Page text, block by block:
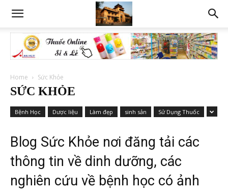
Home Sức Khỏe
SỨC KHỎE
Bệnh Học Dược liệu Làm đẹp sinh sản Sử Dụng Thuốc
Blog Sức Khỏe nơi đăng tải các
thông tin về dinh dưỡng, các
nghiên cứu về bệnh học có ảnh